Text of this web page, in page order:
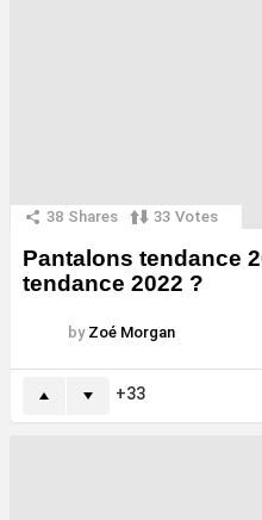
38 Shares 33 Votes
Pantalons tendance
tendance 2022 ?
by Zoé Morgan
33